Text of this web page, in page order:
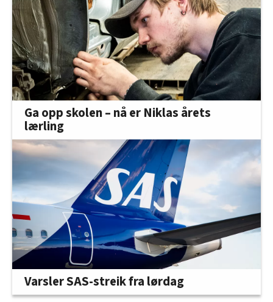
Ga opp skolen – nå er Niklas årets
lærling
Varsler SAS-streik fra lørdag